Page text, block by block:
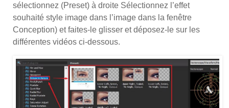
sélectionnez (Preset) à droite Sélectionnez l’effet
souhaité style image dans l’image dans la fenêtre
Conception) et faites-le glisser et déposez-le sur les
différentes vidéos ci-dessous.